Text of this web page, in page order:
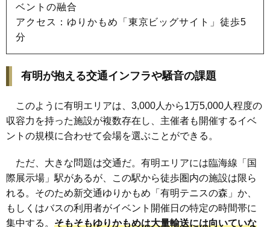
ベントの融合
アクセス：ゆりかもめ「東京ビッグサイト」徒歩5
分
有明が抱える交通インフラや騒音の課題
このように有明エリアは、3,000人から1万5,000人程度の
収容力を持った施設が複数存在し、主催者も開催するイベ
ントの規模に合わせて会場を選ぶことができる。
ただ、大きな問題は交通だ。有明エリアには臨海線「国
際展示場」駅があるが、この駅から徒歩圏内の施設は限ら
れる。そのため新交通ゆりかもめ「有明テニスの森」か、
もしくはバスの利用者がイベント開催日の特定の時間帯に
集中する。 そもそもゆりかもめは大量輸送には向いていな